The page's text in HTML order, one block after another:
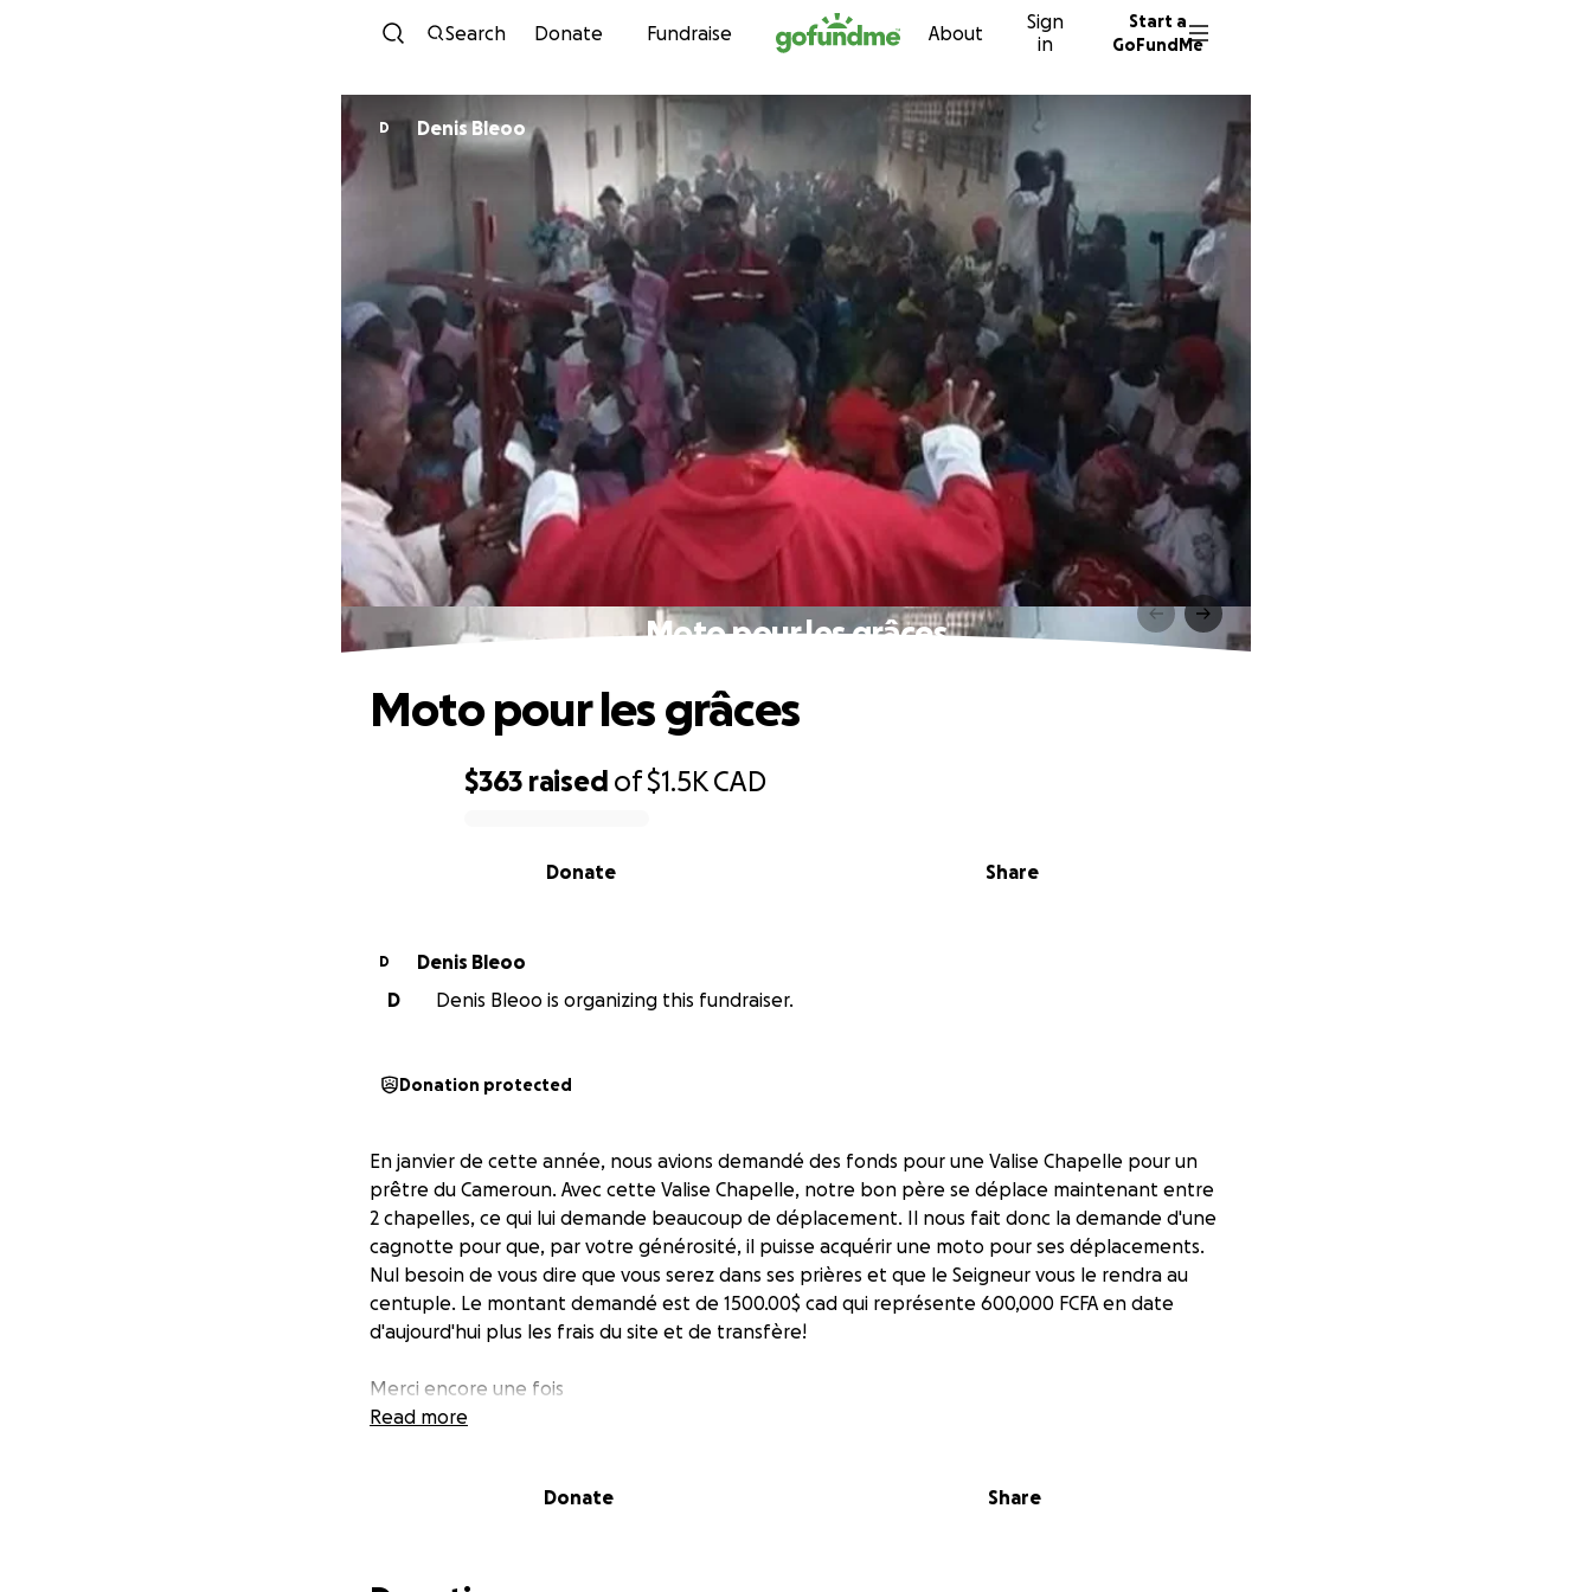
Skip to content
Search Donate Fundraise About
Sign
in
Start a
GoFundMe
D Denis Bleoo
Moto pour les grâces
$363 raised of$1.5K CAD
Share
Donate
Moto pour les grâces
D
Denis Bleoo
D
Denis Bleoo is organizing this fundraiser.
Donation protected
En janvier de cette année, nous avions demandé des fonds pour une Valise Chapelle pour un
prêtre du Cameroun. Avec cette Valise Chapelle, notre bon père se déplace maintenant entre
2 chapelles, ce qui lui demande beaucoup de déplacement. Il nous fait donc la demande d'une
cagnotte pour que, par votre générosité, il puisse acquérir une moto pour ses déplacements.
Nul besoin de vous dire que vous serez dans ses prières et que le Seigneur vous le rendra au
centuple. Le montant demandé est de 1500.00$ cad qui représente 600,000 FCFA en date
d'aujourd'hui plus les frais du site et de transfère!
Merci encore une fois
Read more
Donate Share